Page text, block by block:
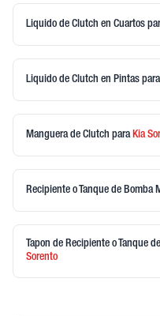
Liquido de Clutch en Cuartos
Liquido de Clutch en Pintas para
Manguera de Clutch para Kia
Recipiente o Tanque de Bomba
Tapon de Recipiente o Tanque
Sorento